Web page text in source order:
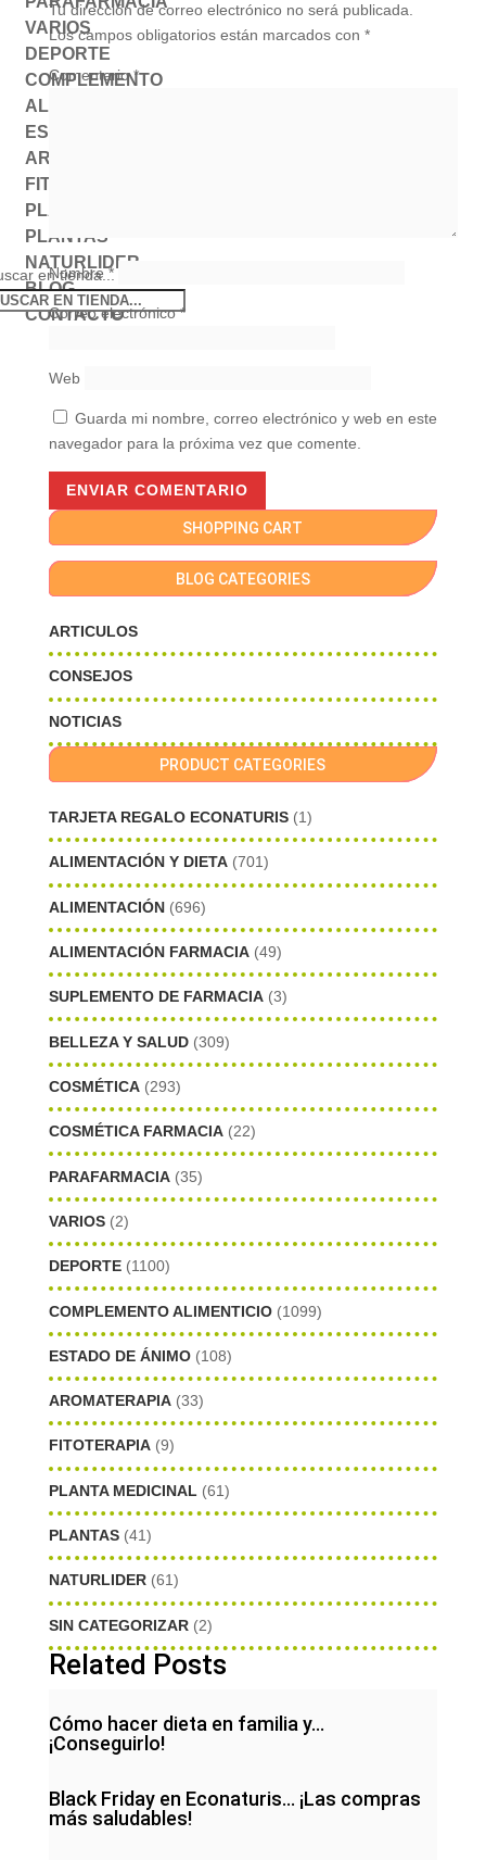
VARIOS
DEPORTE
COMPLEMENTO
ALIMENTICIO
ESTADO DE ÁNIMO
AROMATERAPIA
FITOTERAPIA
PLANTA MEDICINAL
PLANTAS
NATURLIDER
BLOG
CONTACTO
en tienda...
Tu dirección de correo electrónico no será publicada.
Los campos obligatorios están marcados con *
Comentario*
Nombre*
Correo electrónico*
Web
Guarda mi nombre, correo electrónico y web en este
navegador para la próxima vez que comente.
SHOPPING CART
BLOG CATEGORIES
ARTICULOS
CONSEJOS
NOTICIAS
PRODUCT CATEGORIES
TARJETA REGALO ECONATURIS (1)
ALIMENTACIÓN Y DIETA (701)
ALIMENTACIÓN (696)
ALIMENTACIÓN FARMACIA (49)
SUPLEMENTO DE FARMACIA (3)
BELLEZA Y SALUD (309)
COSMÉTICA (293)
COSMÉTICA FARMACIA (22)
PARAFARMACIA (35)
VARIOS (2)
DEPORTE (1100)
COMPLEMENTO ALIMENTICIO (1099)
ESTADO DE ÁNIMO (108)
AROMATERAPIA (33)
FITOTERAPIA (9)
PLANTA MEDICINAL (61)
PLANTAS (41)
NATURLIDER (61)
SIN CATEGORIZAR (2)
Related Posts
Cómo hacer dieta en familia y…
¡Conseguirlo!
Black Friday en Econaturis… ¡Las compras
más saludables!